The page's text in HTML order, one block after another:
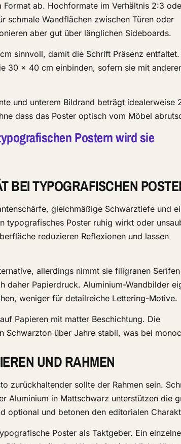
ab. Hochformate im Verhältnis 2:3
schmale Wandflächen zwischen Türen oder
aber gut über länglichen Sideboards.
sinnvoll, damit die Schrift Präsenz entfaltet.
30 × 40 cm einbinden, sofern sie mit
und unterem Bildrand beträgt idealerweise
dass das Poster optisch vom Möbel
Postern wird sie
BEI TYPOGRAFISCHEN
gleichmäßige Schwarztiefe und
typografisches Poster ruhig wirkt oder
reduzieren Reflexionen und lassen
allerdings nimmt sie filigranen
daher Papierdruck. Aluminium-Wandbilder
weniger für detailreiche Lettering-Motive.
Papieren mit matter Beschichtung. Die
Schwarzton über Jahre stabil, was bei
UND RAHMEN
zurückhaltender sollte der Rahmen sein.
Aluminium in Mattschwarz unterstützen die
optional und betonen den editorialen
Poster als Taktgeber. Ein